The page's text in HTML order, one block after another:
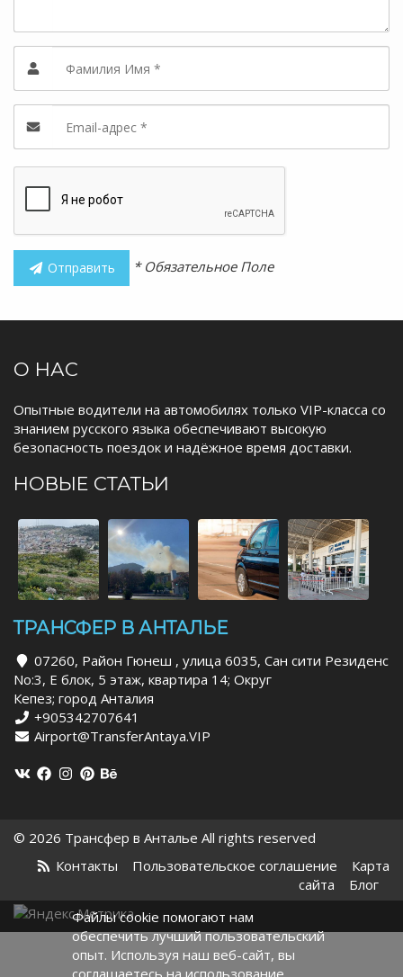
Файлы cookie помогают нам
обеспечить лучший пользовательский
опыт. Используя наш веб-сайт, вы
соглашаетесь на использование
Отправить * Обязательное Поле
О НАС
Опытные водители на автомобилях только VIP-класса со
знанием русского языка обеспечивают высокую
безопасность поездок и надёжное время доставки.
НОВЫЕ СТАТЬИ
ТРАНСФЕР В АНТАЛЬЕ
07260, Район Гюнеш , улица 6035, Сан сити Резиденс
No:3, Е блок, 5 этаж, квартира 14; Округ
Кепез; город Анталия
+905342707641
Airport@TransferAntaya.VIP
© 2026 Трансфер в Анталье All rights reserved
Контакты
Пользовательское соглашение
Карта
сайта
Блог